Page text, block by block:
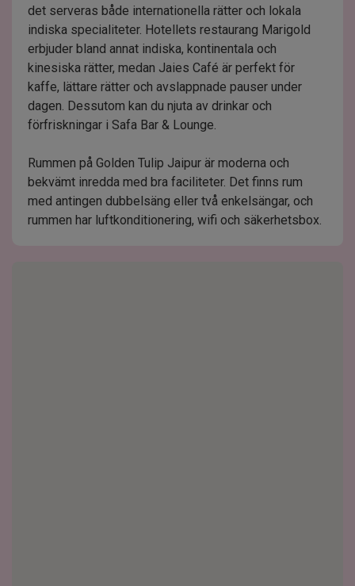
det serveras både internationella rätter och lokala
indiska specialiteter. Hotellets restaurang Marigold
erbjuder bland annat indiska, kontinentala och
kinesiska rätter, medan Jaies Café är perfekt för
kaffe, lättare rätter och avslappnade pauser under
dagen. Dessutom kan du njuta av drinkar och
förfriskningar i Safa Bar & Lounge.
Rummen på Golden Tulip Jaipur är moderna och
bekvämt inredda med bra faciliteter. Det finns rum
med antingen dubbelsäng eller två enkelsängar, och
rummen har luftkonditionering, wifi och säkerhetsbox.